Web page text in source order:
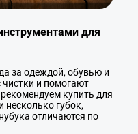
для
за одеждой, обувью и
чистки и помогают
купить для
губок,
отличаются по